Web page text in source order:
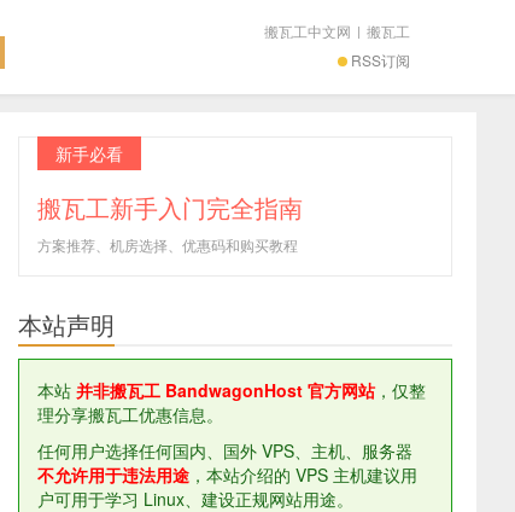
RSS订阅
搬瓦工中文网 | 搬瓦工
新手必看
搬瓦工新手入门完全指南
方案推荐、机房选择、优惠码和购买教程
本站声明
本站 并非搬瓦工 BandwagonHost 官方网站，仅整
理分享搬瓦工优惠信息。
任何用户选择任何国内、国外 VPS、主机、服务器
不允许用于违法用途 ，本站介绍的 VPS 主机建议用
户可用于学习 Linux、建设正规网站用途。